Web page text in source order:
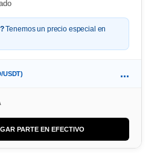
Tenemos un precio especial en
USDT) ...
PARTE EN EFECTIVO